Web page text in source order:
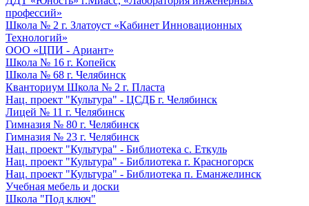
профессий»
Школа № 2 г. Златоуст «Кабинет Инновационных
Технологий»
ООО «ЦПИ - Ариант»
Школа № 16 г. Копейск
Школа № 68 г. Челябинск
Кванториум Школа № 2 г. Пласта
Нац. проект "Культура" - ЦСДБ г. Челябинск
Лицей № 11 г. Челябинск
Гимназия № 80 г. Челябинск
Гимназия № 23 г. Челябинск
Нац. проект "Культура" - Библиотека с. Еткуль
Нац. проект "Культура" - Библиотека г. Красногорск
Нац. проект "Культура" - Библиотека п. Еманжелинск
Учебная мебель и доски
Школа "Под ключ"